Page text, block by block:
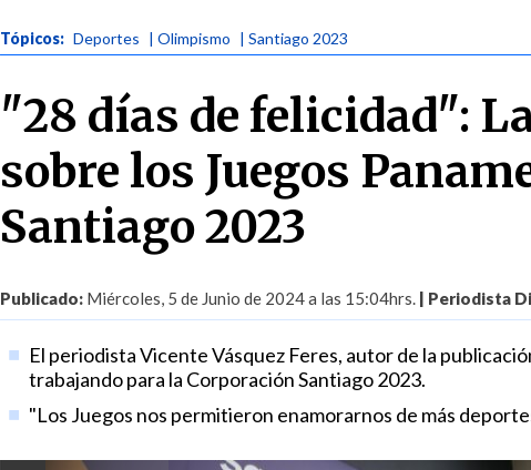
Tópicos: Deportes | Olimpismo | Santiago 2023
"28 días de felicidad":
sobre los Juegos
Santiago 2023
Publicado: Miércoles, 5 de Junio de 2024 a las 15:04hrs. | Periodista
El periodista Vicente Vásquez Feres, autor de la
trabajando para la Corporación Santiago 2023.
"Los Juegos nos permitieron enamorarnos de más